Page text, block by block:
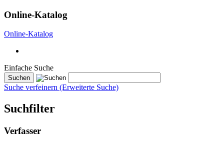
Online-Katalog
Online-Katalog
Einfache Suche
Suche verfeinern (Erweiterte Suche)
Suchfilter
Verfasser